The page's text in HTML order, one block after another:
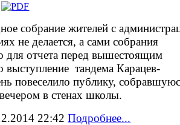
собрание жителей с
не делается, а сами собрания
для отчета перед вышестоящим
выступление тандема Карацев-
повеселило публику,
в стенах школы.
22:42Подробнее...